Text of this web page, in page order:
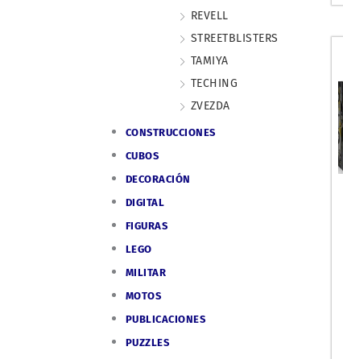
REVELL
STREETBLISTERS
TAMIYA
TECHING
ZVEZDA
CONSTRUCCIONES
CUBOS
DECORACIÓN
DIGITAL
FIGURAS
LEGO
MILITAR
MOTOS
PUBLICACIONES
PUZZLES